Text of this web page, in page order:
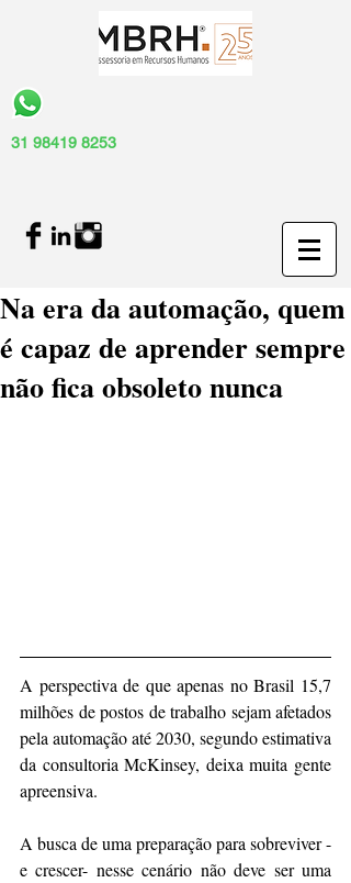
31 98419 8253
Na era da automação, quem
é capaz de aprender sempre
não fica obsoleto nunca
A perspectiva de que apenas no Brasil 15,7
milhões de postos de trabalho sejam afetados
pela automação até 2030, segundo estimativa
da consultoria McKinsey, deixa muita gente
apreensiva.
A busca de uma preparação para sobreviver -
e crescer- nesse cenário não deve ser uma